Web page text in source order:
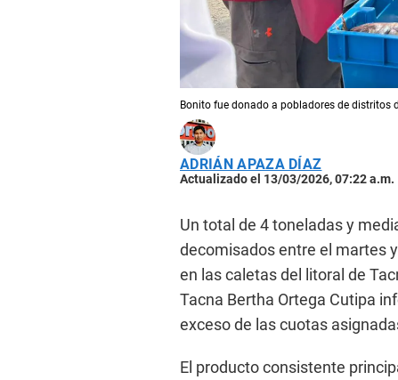
Bonito fue donado a pobladores de distritos
ADRIÁN APAZA DÍAZ
Actualizado el 13/03/2026, 07:22 a.m.
Un total de 4 toneladas y
decomisados entre el martes
en las caletas del litoral de
Tacna Bertha Ortega Cutipa
exceso de las cuotas
El producto consistente